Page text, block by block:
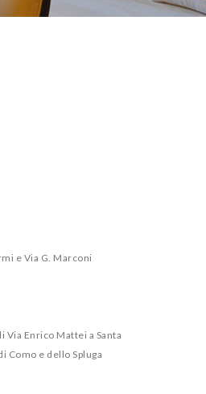
e Via G. Marconi
Via Enrico Mattei a Santa
Como e dello Spluga